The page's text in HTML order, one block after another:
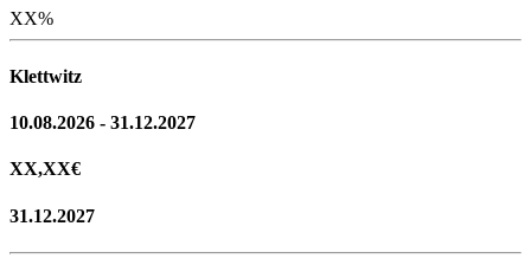
XX%
Klettwitz
10.08.2026 - 31.12.2027
XX,XX€
31.12.2027